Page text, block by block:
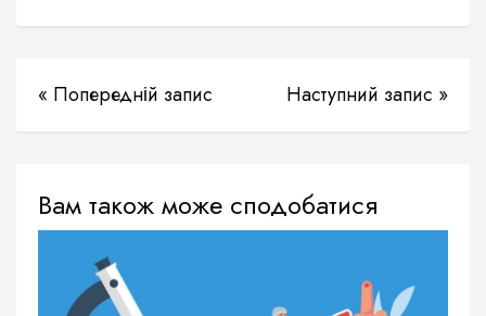
« Попередній запис Наступний запис »
Вам також може сподобатися